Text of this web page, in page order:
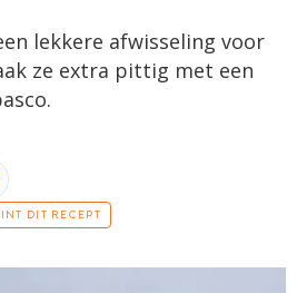
lekkere afwisseling voor
ze extra pittig met een
DIT RECEPT